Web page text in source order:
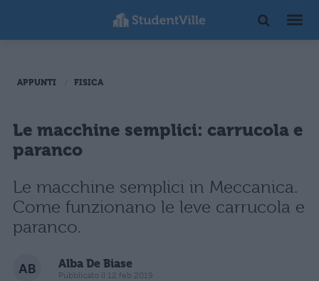
APPUNTI FISICA
Le macchine semplici: carrucola e
paranco
Le macchine semplici in Meccanica.
Come funzionano le leve carrucola e
paranco.
Alba De Biase
Pubblicato il 12 feb 2019